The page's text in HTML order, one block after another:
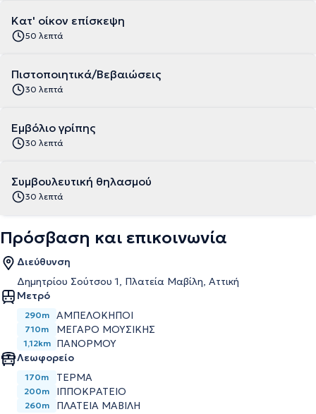
Κατ' οίκον επίσκεψη
50 λεπτά
Πιστοποιητικά/Βεβαιώσεις
30 λεπτά
Εμβόλιο γρίπης
30 λεπτά
Συμβουλευτική θηλασμού
30 λεπτά
Πρόσβαση και επικοινωνία
Διεύθυνση
Δημητρίου Σούτσου 1, Πλατεία Μαβίλη, Αττική
Μετρό
290m ΑΜΠΕΛΌΚΗΠΟΙ
710m ΜΈΓΑΡΟ ΜΟΥΣΙΚΉΣ
1,12km
ΠΑΝΌΡΜΟΥ
Λεωφορείο
170m ΤΕΡΜΑ
200m ΙΠΠΟΚΡΑΤΕΙΟ
260m
ΠΛΑΤΕΙΑ ΜΑΒΙΛΗ